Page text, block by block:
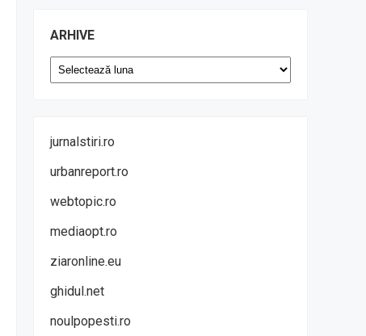
ARHIVE
Arhive
jurnalstiri.ro
urbanreport.ro
webtopic.ro
mediaopt.ro
ziaronline.eu
ghidul.net
noulpopesti.ro